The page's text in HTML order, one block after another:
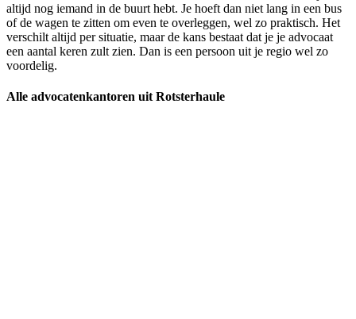
altijd nog iemand in de buurt hebt. Je hoeft dan niet lang in een bus
of de wagen te zitten om even te overleggen, wel zo praktisch. Het
verschilt altijd per situatie, maar de kans bestaat dat je je advocaat
een aantal keren zult zien. Dan is een persoon uit je regio wel zo
voordelig.
Alle advocatenkantoren uit Rotsterhaule